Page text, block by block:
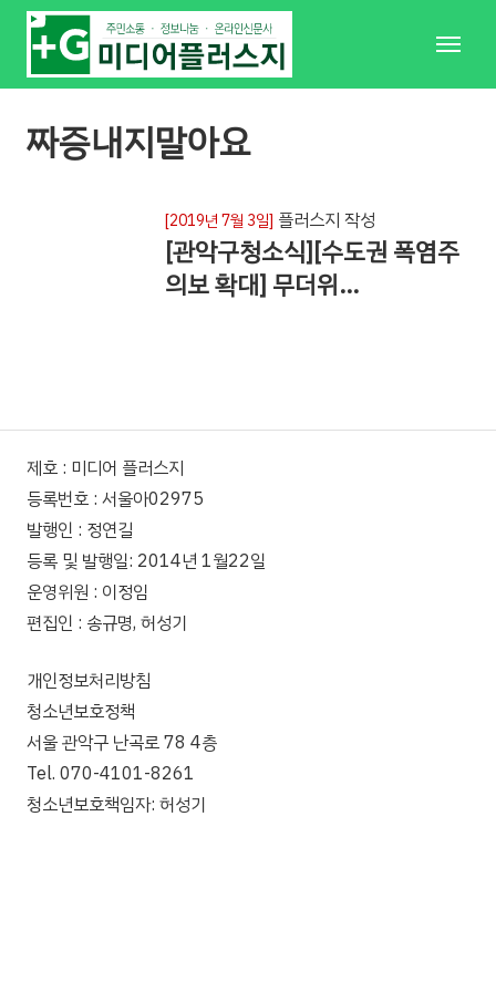
메
뉴
짜증내지말아요
[2019년 7월 3일] 플러스지 작성
[관악구청소식][수도권 폭염주
의보 확대] 무더위…
제호 : 미디어 플러스지
등록번호 : 서울아02975
발행인 : 정연길
등록 및 발행일: 2014년 1월22일
운영위원 : 이정임
편집인 : 송규명, 허성기
개인정보처리방침
청소년보호정책
서울 관악구 난곡로 78 4층
Tel. 070-4101-8261
청소년보호책임자: 허성기